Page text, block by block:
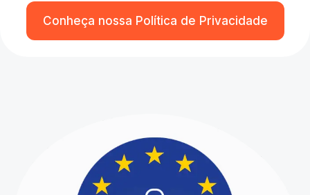
Conheça nossa Política de Privacidade